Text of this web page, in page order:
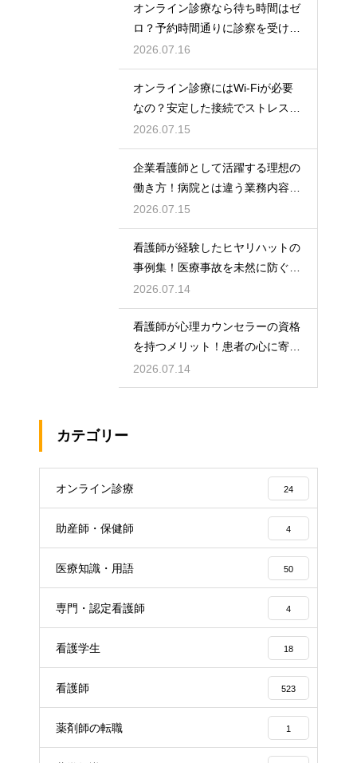
オンライン診療なら待ち時間はゼ
ロ？予約時間通りに診察を受ける
コツ
2026.07.16
オンライン診療にはWi-Fiが必要
なの？安定した接続でストレスフ
リーに
2026.07.15
企業看護師として活躍する理想の
働き方！病院とは違う業務内容と
やりがい
2026.07.15
看護師が経験したヒヤリハットの
事例集！医療事故を未然に防ぐた
めの対策
2026.07.14
看護師が心理カウンセラーの資格
を持つメリット！患者の心に寄り
添うケア！
2026.07.14
カテゴリー
オンライン診療 24
助産師・保健師 4
医療知識・用語 50
専門・認定看護師 4
看護学生 18
看護師 523
薬剤師の転職 1